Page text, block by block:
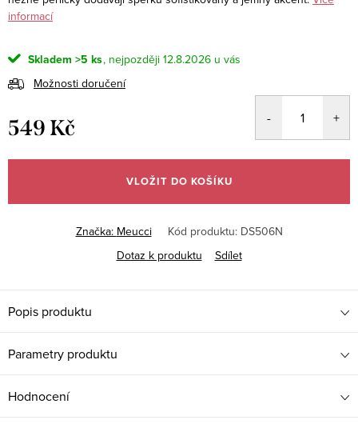
informací
Skladem >5 ks
12.8.2026
Možnosti doručení
549 Kč
cena:
VLOŽIT DO KOŠÍKU
Značka: Meucci Kód produktu: DS506N
Dotaz k produktu
Sdílet
Popis produktu
Parametry produktu
Hodnocení